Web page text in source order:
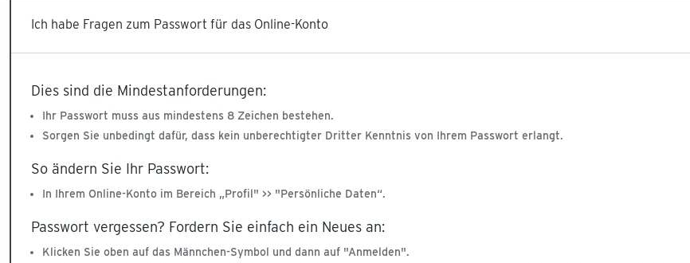
Ich habe Fragen zum Passwort für das Online-Konto
Dies sind die Mindestanforderungen:
Ihr Passwort muss aus mindestens 8 Zeichen bestehen.
Sorgen Sie unbedingt dafür, dass kein unberechtigter Dritter Kenntnis von Ihrem Passwort erlangt.
So ändern Sie Ihr Passwort:
In Ihrem Online-Konto im Bereich „Profil" >> "Persönliche Daten“.
Passwort vergessen? Fordern Sie einfach ein Neues an:
Klicken Sie oben auf das Männchen-Symbol und dann auf "Anmelden".